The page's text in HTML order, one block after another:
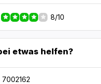
8/10
etwas helfen?
7002162